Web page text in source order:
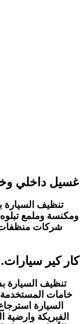
غسيل داخلي
تنظيف السيارة
ومكنسة وملمع
شركات منظفات
كار كير سيارات.
تنظيف السيارة
خامات
السيارة
الفبريكة